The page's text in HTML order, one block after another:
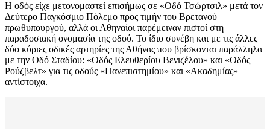
Η οδός είχε μετονομαστεί επισήμως σε «Οδό Τσώρτσιλ» μετά τον
Δεύτερο Παγκόσμιο Πόλεμο προς τιμήν του Βρετανού
πρωθυπουργού, αλλά οι Αθηναίοι παρέμειναν πιστοί στη
παραδοσιακή ονομασία της οδού. Το ίδιο συνέβη και με τις άλλες
δύο κύριες οδικές αρτηρίες της Αθήνας που βρίσκονται παράλληλα
με την Οδό Σταδίου: «Οδός Ελευθερίου Βενιζέλου» και «Οδός
Ρούζβελτ» για τις οδούς «Πανεπιστημίου» και «Ακαδημίας»
αντίστοιχα.